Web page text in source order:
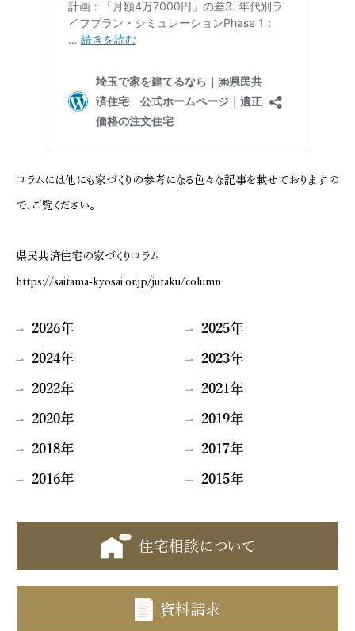
2026年 2025年
2024年 2023年
2022年 2021年
2020年 2019年
2018年 2017年
2016年 2015年
コラムには他にも家づくりの参考になる色々な記事を載せておりますの
で、ご覧ください。
県民共済住宅の家づくりコラム
https://saitama-kyosai.or.jp/jutaku/column
住宅相談について
資料請求